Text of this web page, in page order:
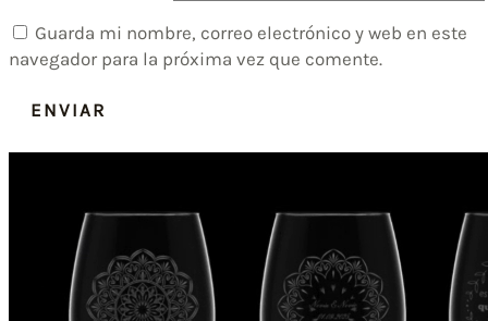
Guarda mi nombre, correo electrónico y web en este
navegador para la próxima vez que comente.